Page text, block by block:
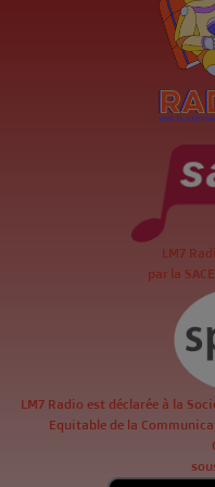
LM7
par la
LM7 Radio est déclarée à la
Equitable de la